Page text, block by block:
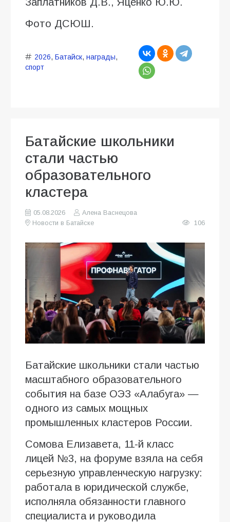
Фото ДСЮШ.
2026, Батайск, награды,
спорт
Батайские школьники
стали частью
образовательного
кластера
05.08.2026
Алена Васнецова
Новости в Батайске
106
Батайские школьники стали частью
масштабного образовательного
события на базе ОЭЗ «Алабуга» —
одного из самых мощных
промышленных кластеров России.
Сомова Елизавета, 11-й класс
лицей №3, на форуме взяла на себя
серьезную управленческую нагрузку:
работала в юридической службе,
исполняла обязанности главного
специалиста и руководила